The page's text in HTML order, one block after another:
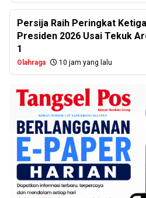
Persija Raih Peringkat
Presiden 2026 Usai Tekuk
1
Olahraga 10 jam yang lalu